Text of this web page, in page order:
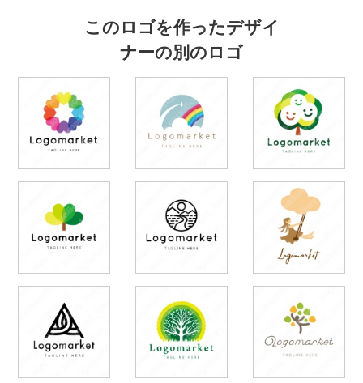
このロゴを作ったデザイ
ナーの別のロゴ